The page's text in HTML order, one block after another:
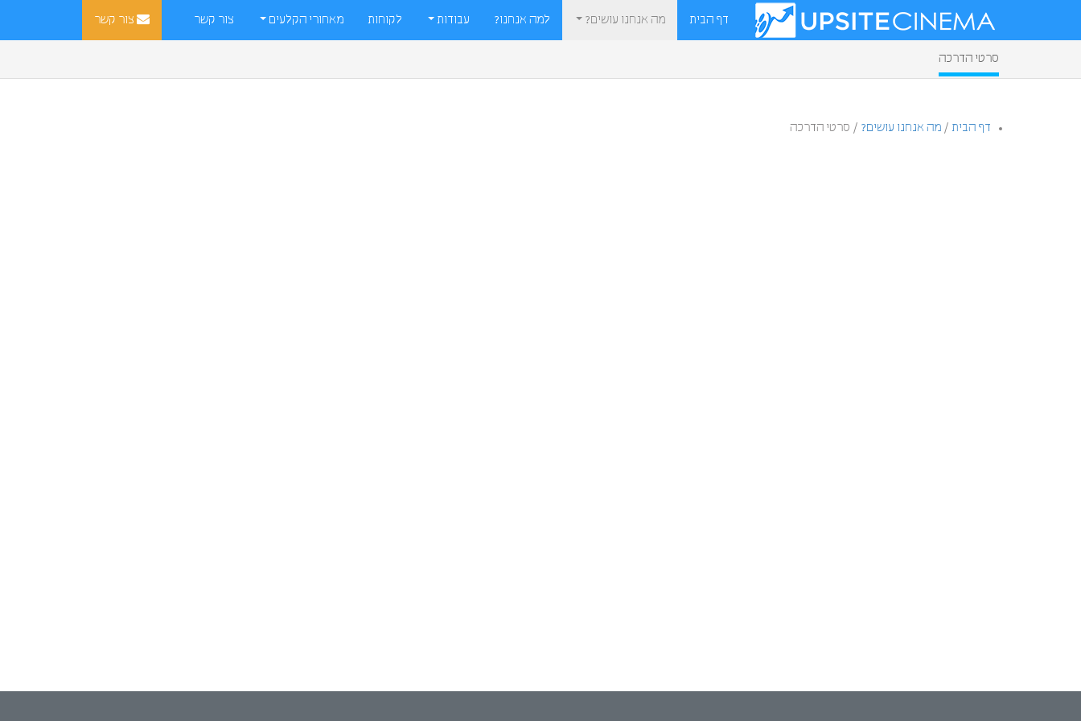
צור קשר דף הבית מה אנחנו עושים? למה אנחנו? עבודות לקוחות מאחורי הקלעים צור קשר
סרטי הדרכה
דף הבית / מה אנחנו עושים? / סרטי הדרכה